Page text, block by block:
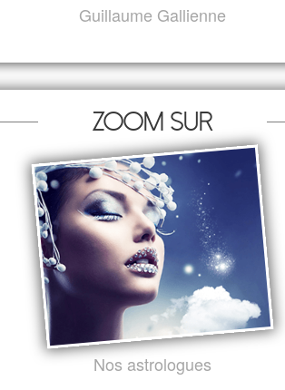
Guillaume Gallienne
Zoom sur
Nos astrologues